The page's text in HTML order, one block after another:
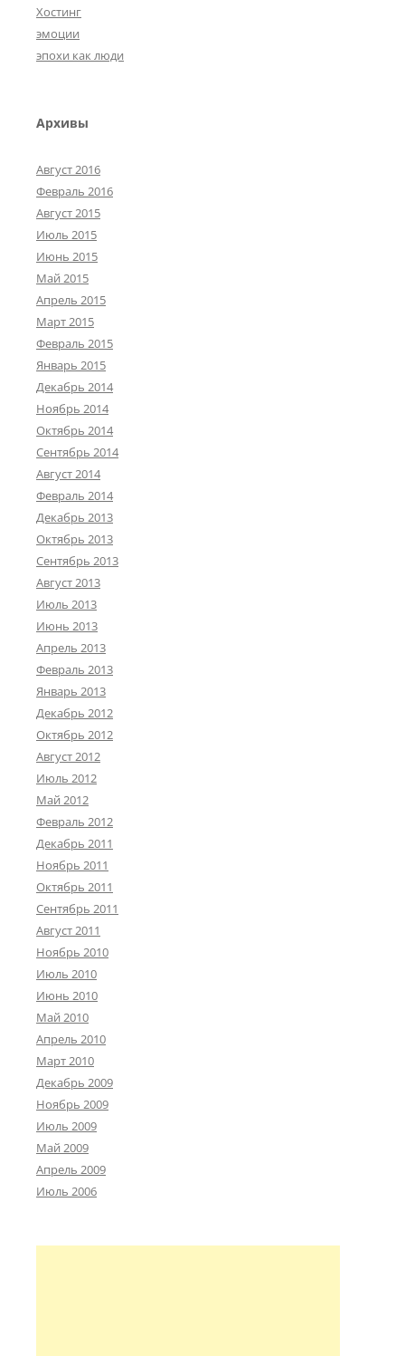
Хостинг
эмоции
эпохи как люди
Архивы
Август 2016
Февраль 2016
Август 2015
Июль 2015
Июнь 2015
Май 2015
Апрель 2015
Март 2015
Февраль 2015
Январь 2015
Декабрь 2014
Ноябрь 2014
Октябрь 2014
Сентябрь 2014
Август 2014
Февраль 2014
Декабрь 2013
Октябрь 2013
Сентябрь 2013
Август 2013
Июль 2013
Июнь 2013
Апрель 2013
Февраль 2013
Январь 2013
Декабрь 2012
Октябрь 2012
Август 2012
Июль 2012
Май 2012
Февраль 2012
Декабрь 2011
Ноябрь 2011
Октябрь 2011
Сентябрь 2011
Август 2011
Ноябрь 2010
Июль 2010
Июнь 2010
Май 2010
Апрель 2010
Март 2010
Декабрь 2009
Ноябрь 2009
Июль 2009
Май 2009
Апрель 2009
Июль 2006